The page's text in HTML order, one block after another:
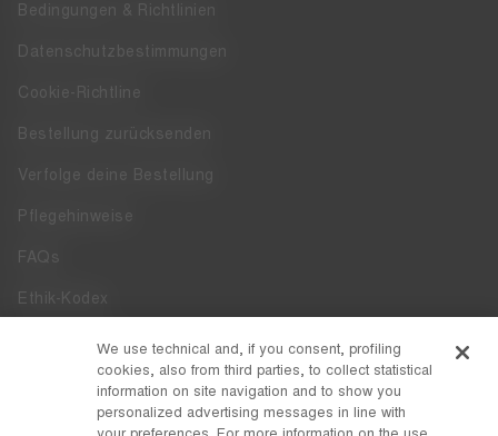
Bedingungen & Richtlinien
Datenschutzbestimmungen
Cookie-Richtline
Bestellung zurücksenden
Verfolge deine Bestellung
Pflegehinweise
FAQs
Ethik-Kodex
Whistleblowing
Zugänglichkeit
We use technical and, if you consent, profiling
cookies, also from third parties, to collect statistical
information on site navigation and to show you
personalized advertising messages in line with